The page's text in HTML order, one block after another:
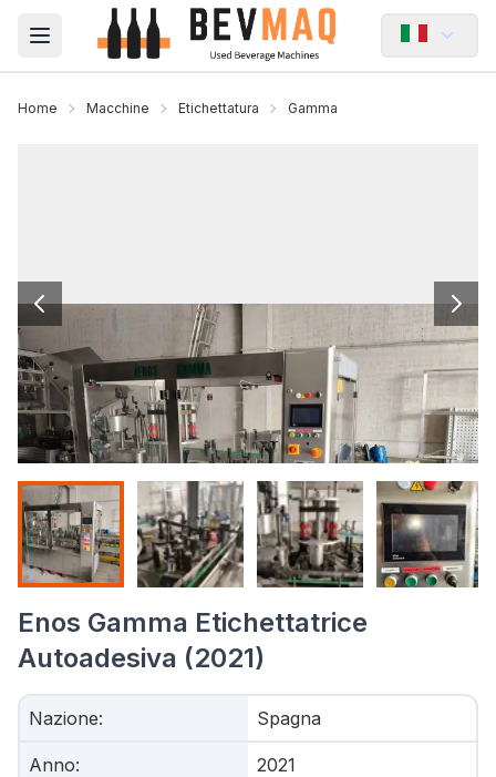
Open main menu
Home Macchine Etichettatura Gamma
Enos Gamma Etichettatrice
Autoadesiva (2021)
Nazione: Spagna
Anno: 2021